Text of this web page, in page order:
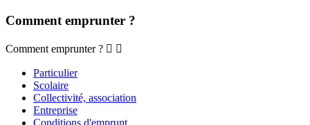
Comment emprunter ?
Comment emprunter ?  
Particulier
Scolaire
Collectivité, association
Entreprise